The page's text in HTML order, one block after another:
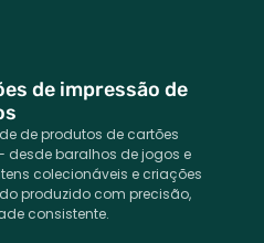
de impressão de
de produtos de cartões
baralhos de jogos e
colecionáveis ​​e criações
produzido com precisão,
consistente.